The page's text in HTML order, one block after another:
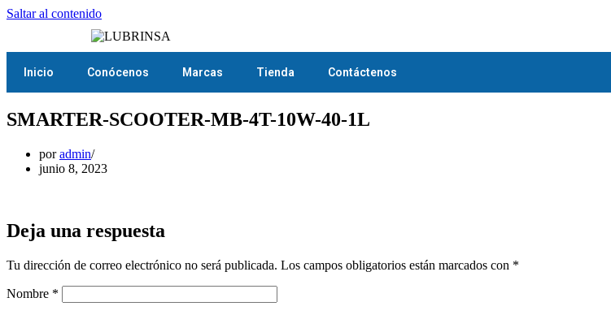
Saltar al contenido
Inicio Conócenos Marcas Tienda Contáctenos
SMARTER-SCOOTER-MB-4T-10W-40-1L
poradmin
junio 8, 2023
Deja una respuesta
Tu dirección de correo electrónico no será publicada. Los campos obligatorios están marcados con *
Nombre *